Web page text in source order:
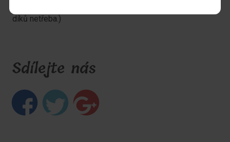
díků netřeba.)
Sdílejte nás